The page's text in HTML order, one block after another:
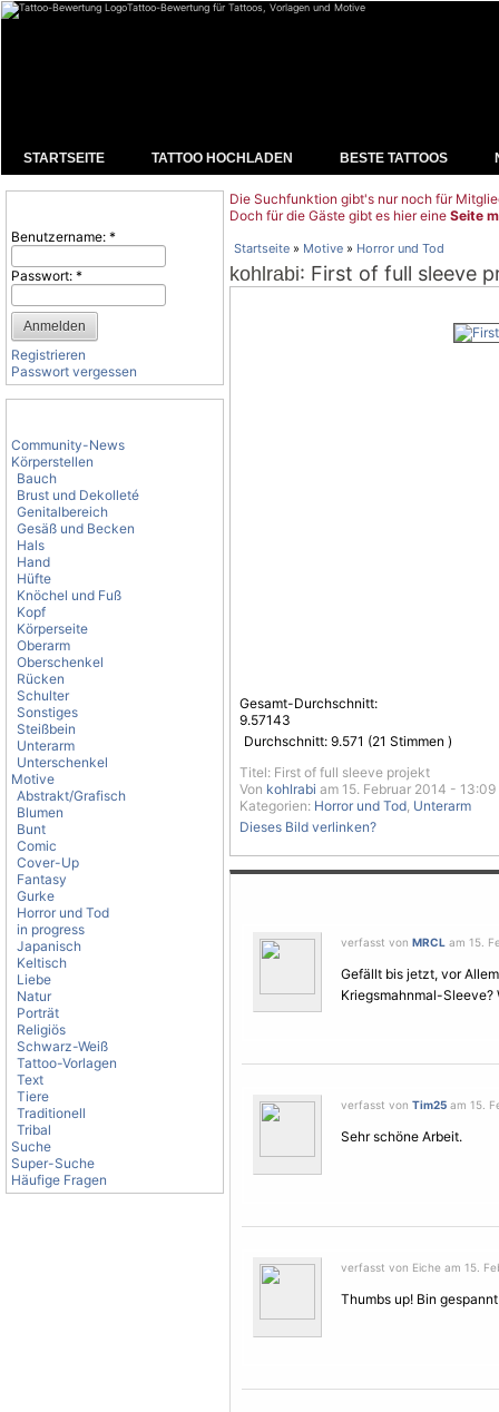
Tattoo-Bewertung für Tattoos, Vorlagen und Motive
STARTSEITE TATTOO HOCHLADEN BESTE TATTOOS
Benutzername: *
Passwort: *
Registrieren
Passwort vergessen
Community-News
Körperstellen
Bauch
Brust und Dekolleté
Genitalbereich
Gesäß und Becken
Hals
Hand
Hüfte
Knöchel und Fuß
Kopf
Körperseite
Oberarm
Oberschenkel
Rücken
Schulter
Sonstiges
Steißbein
Unterarm
Unterschenkel
Motive
Abstrakt/Grafisch
Blumen
Bunt
Comic
Cover-Up
Fantasy
Gurke
Horror und Tod
in progress
Japanisch
Keltisch
Liebe
Natur
Porträt
Religiös
Schwarz-Weiß
Tattoo-Vorlagen
Text
Tiere
Traditionell
Tribal
Suche
Super-Suche
Häufige Fragen
Die Suchfunktion gibt's nur noch für
Doch für die Gäste gibt es hier eine Seite
Startseite » Motive » Horror und Tod
kohlrabi: First of full sleeve
Gesamt-Durchschnitt:
9.57143
Durchschnitt: 9.571 (21 Stimmen )
Titel: First of full sleeve projekt
Von kohlrabi am 15. Februar 2014 - 13:09
Kategorien: Horror und Tod, Unterarm
Dieses Bild verlinken?
verfasst von MRCL am 15.
Gefällt bis jetzt, vor
Kriegsmahnmal-Sleeve?
verfasst von Tim25 am 15.
Sehr schöne Arbeit.
verfasst von Eiche am 15.
Thumbs up! Bin